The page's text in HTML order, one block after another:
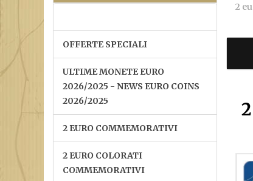
OFFERTE SPECIALI
ULTIME MONETE EURO
2026/2025 - NEWS EURO COINS
2026/2025
2 EURO COMMEMORATIVI
2 EURO COLORATI
COMMEMORATIVI
2